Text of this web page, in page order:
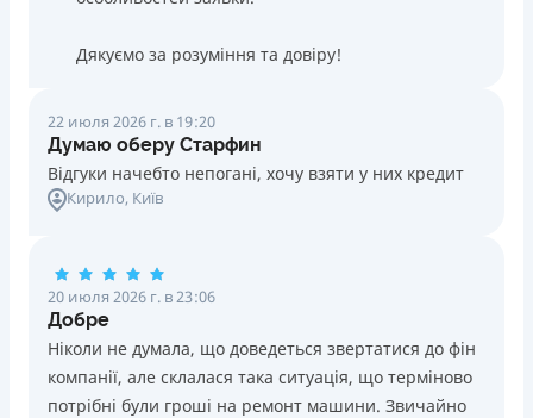
Дякуємо за розуміння та довіру!
22 июля 2026 г. в 19:20
Думаю оберу Старфин
Відгуки начебто непогані, хочу взяти у них кредит
Кирило, Київ
20 июля 2026 г. в 23:06
Добре
Ніколи не думала, що доведеться звертатися до фін
компанії, але склалася така ситуація, що терміново
потрібні були гроші на ремонт машини. Звичайно